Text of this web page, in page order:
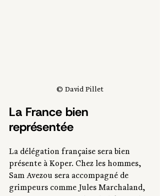
© David Pillet
La France bien
représentée
La délégation française sera bien
présente à Koper. Chez les hommes,
Sam Avezou sera accompagné de
grimpeurs comme Jules Marchaland,